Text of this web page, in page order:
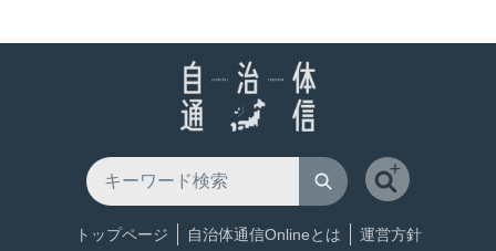
トップページ 自治体通信Onlineとは 運営方針